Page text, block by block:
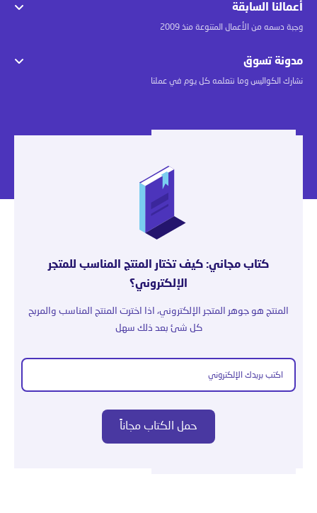
أعمالنا السابقة
وجبة دسمه من الأعمال المتنوعة منذ 2009
مدونة تسوق
نشارك الكواليس وما نتعلمه كل يوم في عملنا
كتاب مجاني: كيف تختار المنتج المناسب للمتجر
الإلكتروني؟
المنتج هو جوهر المتجر الإلكتروني، اذا اخترت المنتج المناسب والمربح
كل شئ بعد ذلك سهل